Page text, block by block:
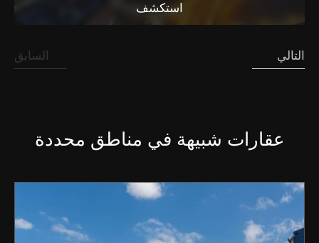
استكشف
السابق التالي
عقارات شبيهة في مناطق محددة